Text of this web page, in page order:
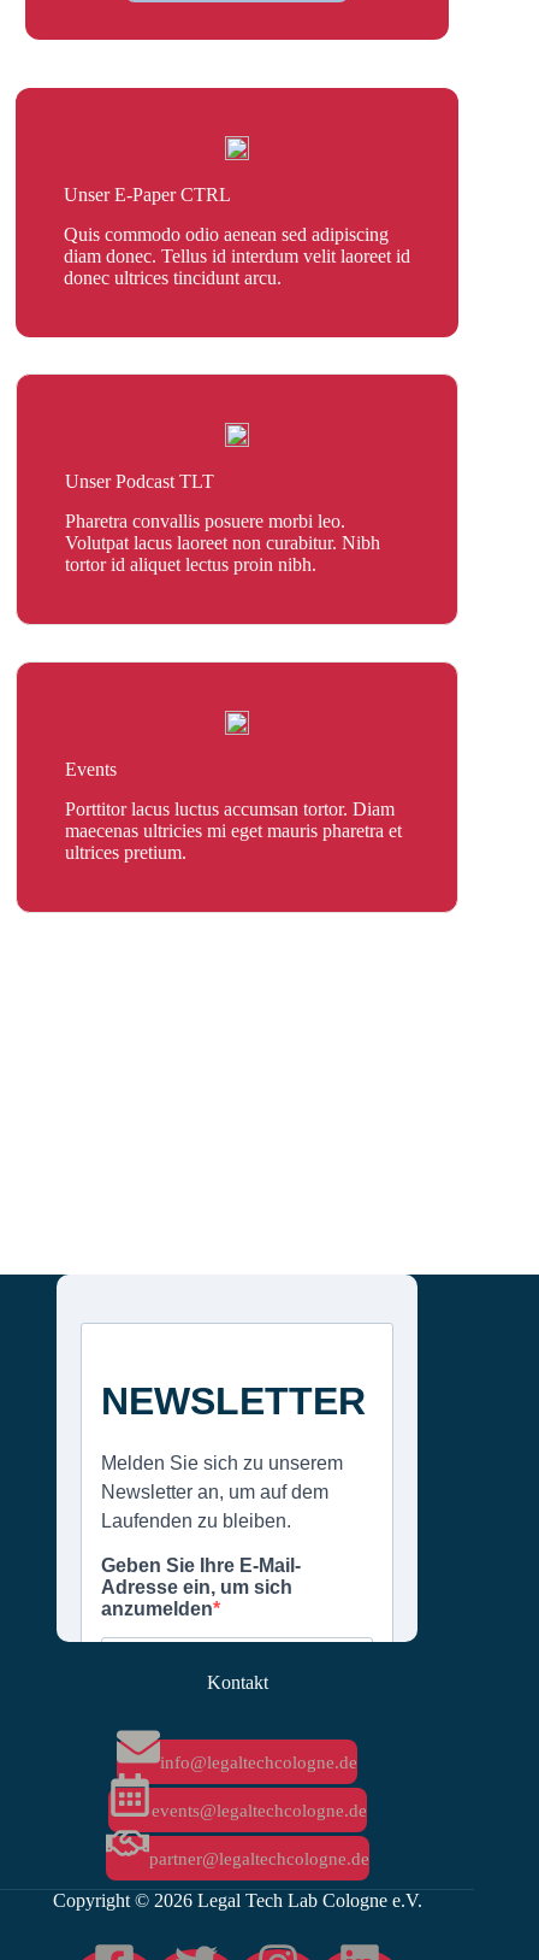
Unser E-Paper CTRL
Quis commodo odio aenean sed adipiscing
diam donec. Tellus id interdum velit laoreet id
donec ultrices tincidunt arcu.
Unser Podcast TLT
Pharetra convallis posuere morbi leo.
Volutpat lacus laoreet non curabitur. Nibh
tortor id aliquet lectus proin nibh.
Events
Porttitor lacus luctus accumsan tortor. Diam
maecenas ultricies mi eget mauris pharetra et
ultrices pretium.
Kontakt
info@legaltechcologne.de
events@legaltechcologne.de
partner@legaltechcologne.de
Copyright © 2026 Legal Tech Lab Cologne e.V.